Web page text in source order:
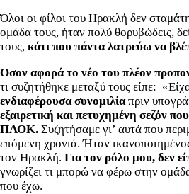
Όλοι οι φίλοι του Ηρακλή δεν
ομάδα τους, ήταν πολύ θορυβώδεις,
τους, κάτι που πάντα λατρεύω να
Οσον αφορά το νέο του πλέον
τι συζητήθηκε μεταξύ τους είπε:
ενδιαφέρουσα συνομιλίαπριν
εξαιρετική και πετυχημένη σεζόν
ΠΑΟΚ. Συζητήσαμε γι’ αυτά που
επόμενη χρονιά. Ήταν
τον Ηρακλή. Για τον ρόλο μου, δεν
γνωρίζει τι μπορώ να φέρω στην
που έχω.